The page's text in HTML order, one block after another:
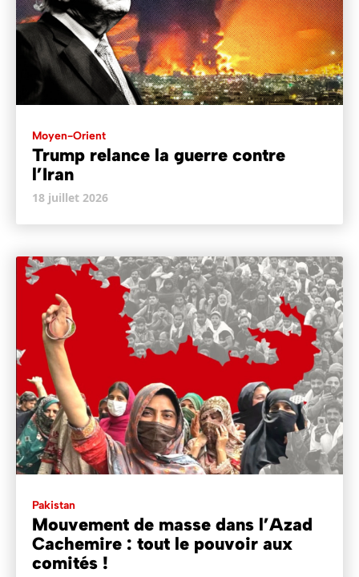
Moyen-Orient
Trump relance la guerre contre
l’Iran
18 juillet 2026
Pakistan
Mouvement de masse dans l’Azad
Cachemire : tout le pouvoir aux
comités !